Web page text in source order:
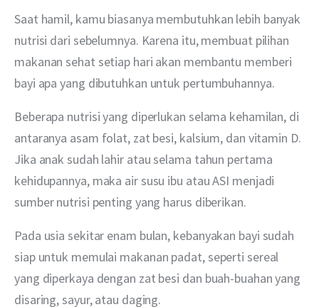
Saat hamil, kamu biasanya membutuhkan lebih banyak
nutrisi dari sebelumnya. Karena itu, membuat pilihan
makanan sehat setiap hari akan membantu memberi
bayi apa yang dibutuhkan untuk pertumbuhannya.
Beberapa nutrisi yang diperlukan selama kehamilan, di
antaranya asam folat, zat besi, kalsium, dan vitamin D.
Jika anak sudah lahir atau selama tahun pertama
kehidupannya, maka air susu ibu atau ASI menjadi
sumber nutrisi penting yang harus diberikan.
Pada usia sekitar enam bulan, kebanyakan bayi sudah
siap untuk memulai makanan padat, seperti sereal
yang diperkaya dengan zat besi dan buah-buahan yang
disaring, sayur, atau daging.